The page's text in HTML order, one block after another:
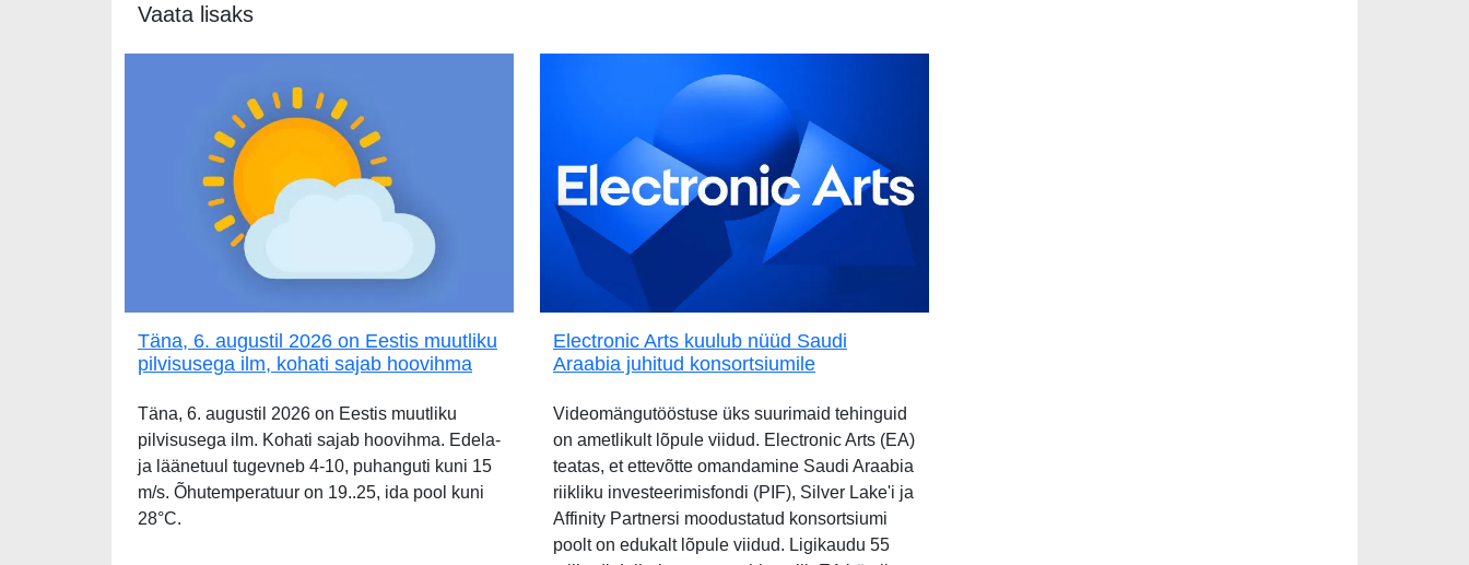
Vaata lisaks
Täna, 6. augustil 2026 on Eestis muutliku
pilvisusega ilm, kohati sajab hoovihma
Täna, 6. augustil 2026 on Eestis muutliku
pilvisusega ilm. Kohati sajab hoovihma. Edela-
ja läänetuul tugevneb 4-10, puhanguti kuni 15
m/s. Õhutemperatuur on 19..25, ida pool kuni
28°C.
Electronic Arts kuulub nüüd Saudi
Araabia juhitud konsortsiumile
Videomängutööstuse üks suurimaid tehinguid
on ametlikult lõpule viidud. Electronic Arts (EA)
teatas, et ettevõtte omandamine Saudi Araabia
riikliku investeerimisfondi (PIF), Silver Lake'i ja
Affinity Partnersi moodustatud konsortsiumi
poolt on edukalt lõpule viidud. Ligikaudu 55